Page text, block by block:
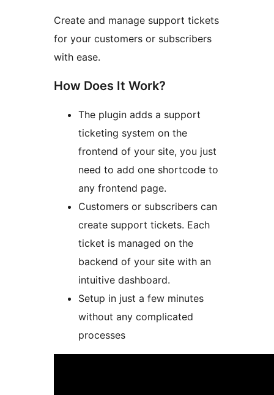
Create and manage support tickets
for your customers or subscribers
with ease.
How Does It Work?
The plugin adds a support
ticketing system on the
frontend of your site, you just
need to add one shortcode to
any frontend page.
Customers or subscribers can
create support tickets. Each
ticket is managed on the
backend of your site with an
intuitive dashboard.
Setup in just a few minutes
without any complicated
processes